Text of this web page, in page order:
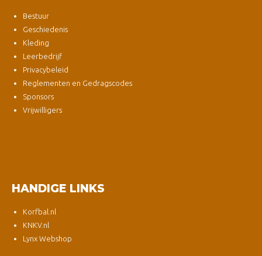
Bestuur
Geschiedenis
Kleding
Leerbedrijf
Privacybeleid
Reglementen en Gedragscodes
Sponsors
Vrijwilligers
HANDIGE LINKS
Korfbal.nl
KNKV.nl
Lynx Webshop